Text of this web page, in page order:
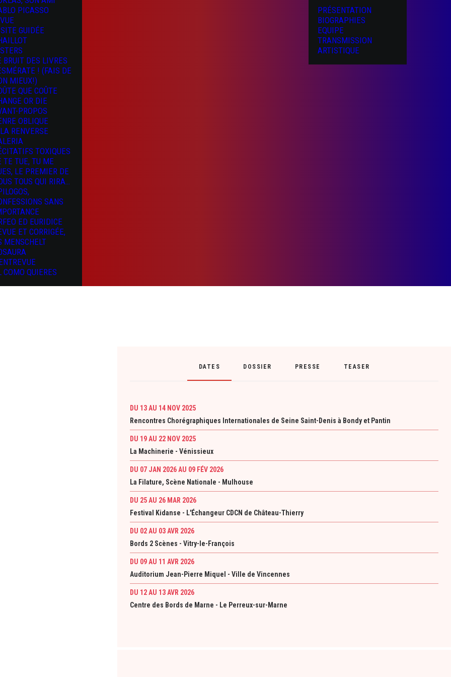
PICASSO
GUIDÉE
BRUIT DES LIVRES
! (FAIS DE
MIEUX!)
QUE COÛTE
OR DIE
PROPOS
OBLIQUE
RENVERSE
TOXIQUES
TE TUE, TU ME
LE PREMIER DE
TOUS QUI RIRA…
SANS
ED EURIDICE
ET CORRIGÉE,
MENSCHELT
COMO QUIERES
PRÉSENTATION
BIOGRAPHIES
EQUIPE
TRANSMISSION
ARTISTIQUE
DATES DOSSIER PRESSE TEASER
DU 13 AU 14 NOV 2025
Rencontres Chorégraphiques Internationales de Seine Saint-Denis à Bondy et Pantin
DU 19 AU 22 NOV 2025
La Machinerie - Vénissieux
DU 07 JAN 2026AU 09 FÉV 2026
La Filature, Scène Nationale - Mulhouse
DU 25 AU 26 MAR 2026
Festival Kidanse - L'Échangeur CDCN de Château-Thierry
DU 02 AU 03 AVR 2026
Bords 2 Scènes - Vitry-le-François
DU 09 AU 11 AVR 2026
Auditorium Jean-Pierre Miquel - Ville de Vincennes
DU 12 AU 13 AVR 2026
Centre des Bords de Marne - Le Perreux-sur-Marne